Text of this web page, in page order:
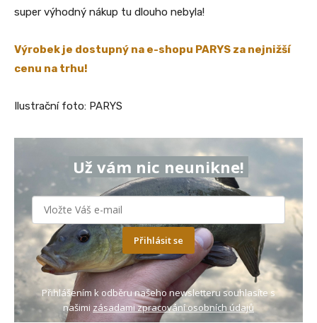
super výhodný nákup tu dlouho nebyla!
Výrobek je dostupný na e-shopu PARYS za nejnižší
cenu na trhu!
Ilustrační foto: PARYS
Už vám nic neunikne!
Přihlásit se
Přihlášením k odběru našeho newsletteru souhlasíte s
našimi zásadami zpracování osobních údajů